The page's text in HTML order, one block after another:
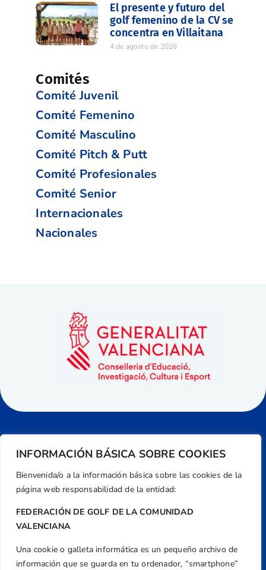
INFORMACIÓN BÁSICA SOBRE COOKIES
Bienvenida/o a la información básica sobre las cookies de la
página web responsabilidad de la entidad:
FEDERACIÓN DE GOLF DE LA COMUNIDAD
VALENCIANA
Una cookie o galleta informática es un pequeño archivo de
información que se guarda en tu ordenador, “smartphone”
El presente y futuro del
golf femenino de la CV se
concentra en Villaitana
4 de agosto de 2026
Comités
Comité Juvenil
Comité Femenino
Comité Masculino
Comité Pitch & Putt
Comité Profesionales
Comité Senior
Internacionales
Nacionales
Dirección